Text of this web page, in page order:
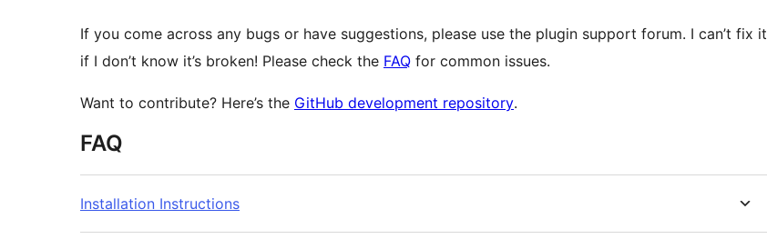
If you come across any bugs or have suggestions, please use the plugin support forum. I can’t fix it
if I don’t know it’s broken! Please check the FAQ for common issues.
Want to contribute? Here’s the GitHub development repository.
FAQ
Installation Instructions